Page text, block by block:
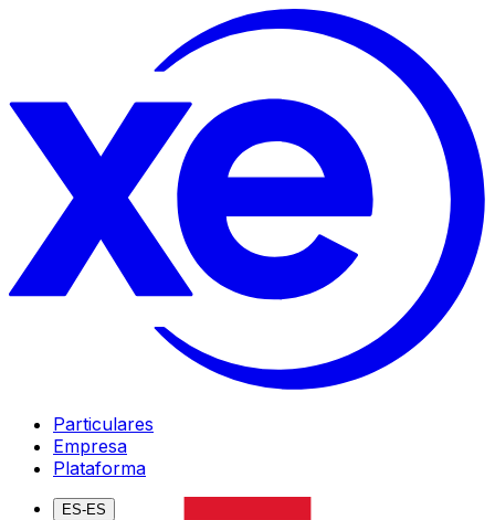
Particulares
Empresa
Plataforma
ES-ES